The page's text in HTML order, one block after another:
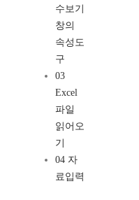
수보기
창의
속성도
구
03
Excel
파일
읽어오
기
04 자
료입력